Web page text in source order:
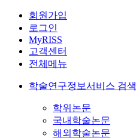
회원가입
로그인
MyRISS
고객센터
전체메뉴
학술연구정보서비스 검색
학위논문
국내학술논문
해외학술논문